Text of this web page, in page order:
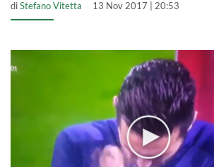
diStefano Vitetta 13 Nov 2017 | 20:53